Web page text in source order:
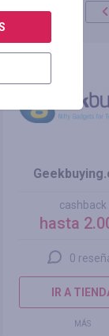
cashback
hasta
0
IR A
MÁS